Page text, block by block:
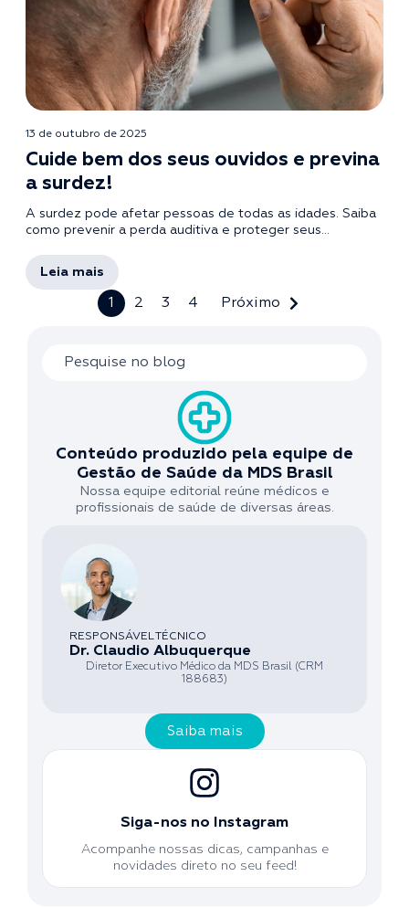
13 de outubro de 2025
Cuide bem dos seus ouvidos e previna
a surdez!
A surdez pode afetar pessoas de todas as idades. Saiba
como prevenir a perda auditiva e proteger seus...
Leia mais
1 2 3 4 Próximo
Conteúdo produzido pela equipe de
Gestão de Saúde da MDS Brasil
Nossa equipe editorial reúne médicos e
profissionais de saúde de diversas áreas.
RESPONSÁVEL TÉCNICO
Dr. Claudio Albuquerque
Diretor Executivo Médico da MDS Brasil (CRM
188683)
Saiba mais
Siga-nos no Instagram
Acompanhe nossas dicas, campanhas e
novidades direto no seu feed!